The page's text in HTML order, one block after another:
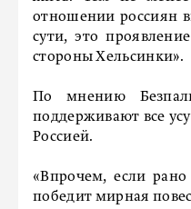
отношении россиян
сути, это
стороны Хельсинки».
По мнению
поддерживают все
Россией.
«Впрочем, если
победит мирная